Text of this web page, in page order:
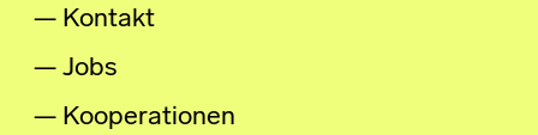
Kontakt
Jobs
Kooperationen